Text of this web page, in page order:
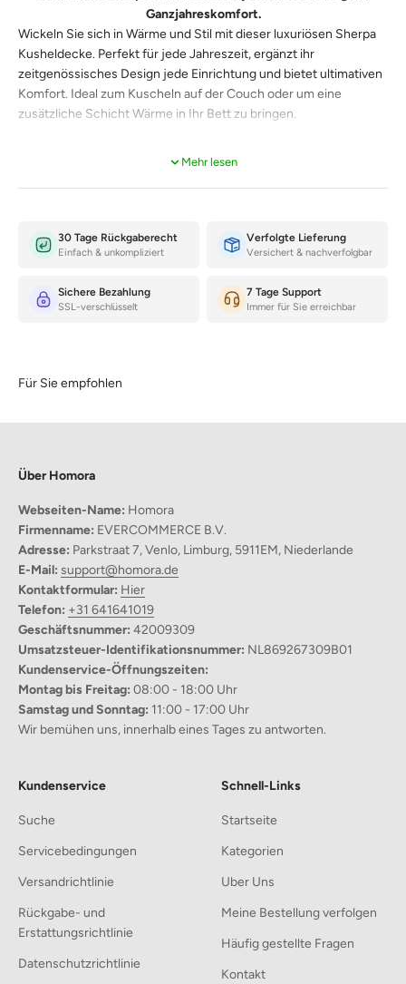
Ganzjahreskomfort.
Wickeln Sie sich in Wärme und Stil mit dieser luxuriösen Sherpa
Kusheldecke. Perfekt für jede Jahreszeit, ergänzt ihr
zeitgenössisches Design jede Einrichtung und bietet ultimativen
Komfort. Ideal zum Kuscheln auf der Couch oder um eine
zusätzliche Schicht Wärme in Ihr Bett zu bringen.
Warum diese Kusheldecke die beste Wahl ist?
Unübertroffener Komfort:
Erleben Sie die plüschige Weichheit von Polyester, perfekt für
gemütliche Abende.
Vielseitige Verwendung:
Ideal für Wohnzimmer, Schlafzimmer oder Outdoor-
Veranstaltungen, was sie zu einem vielseitigen Must-Have
macht.
Stylisches Design:
Einfache Pflege:
sauber bleibt, mit minimalem Aufwand.
Mehr lesen
30 Tage Rückgaberecht
Einfach & unkompliziert
Verfolgte Lieferung
Versichert & nachverfolgbar
Sichere Bezahlung
SSL-verschlüsselt
7 Tage Support
Immer für Sie erreichbar
Für Sie empfohlen
Über Homora
Webseiten-Name: Homora
Firmenname: EVERCOMMERCE B.V.
Adresse: Parkstraat 7, Venlo, Limburg, 5911EM, Niederlande
E-Mail: support@homora.de
Kontaktformular: Hier
Telefon: +31 641641019
Geschäftsnummer: 42009309
Umsatzsteuer-Identifikationsnummer: NL869267309B01
Kundenservice-Öffnungszeiten:
Montag bis Freitag: 08:00 - 18:00 Uhr
Samstag und Sonntag: 11:00 - 17:00 Uhr
Wir bemühen uns, innerhalb eines Tages zu antworten.
Kundenservice
Suche
Servicebedingungen
Versandrichtlinie
Rückgabe- und
Erstattungsrichtlinie
Datenschutzrichtlinie
Schnell-Links
Startseite
Kategorien
Uber Uns
Meine Bestellung verfolgen
Häufig gestellte Fragen
Kontakt